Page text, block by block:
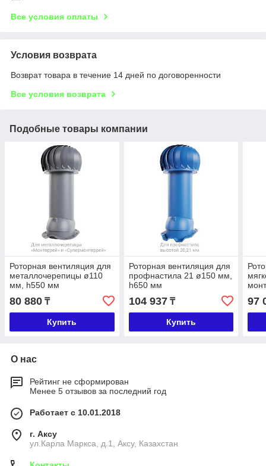
Все условия оплаты
Условия возврата
Возврат товара в течение 14 дней по договоренности
Все условия возврата
Подобные товары компании
Роторная вентиляция для
металлочерепицы ø110
мм, h550 мм
80 880 ₸
Купить
Роторная вентиляция для
профнастила 21 ø150 мм,
h650 мм
104 937₸
Купить
97
О нас
Рейтинг не сформирован
Менее 5 отзывов за последний год
Работает с 10.01.2018
г. Аксу
ул.Карла Маркса, д.1, Аксу, Казахстан